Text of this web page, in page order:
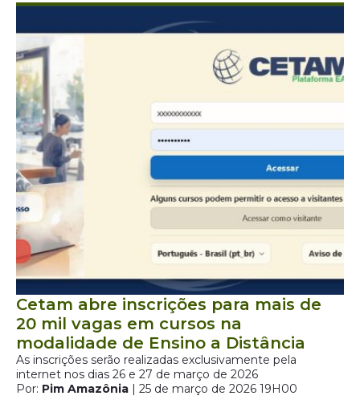
Cetam abre inscrições para mais de
20 mil vagas em cursos na
modalidade de Ensino a Distância
As inscrições serão realizadas exclusivamente pela
internet nos dias 26 e 27 de março de 2026
Por: Pim Amazônia | 25 de março de 2026 19H00